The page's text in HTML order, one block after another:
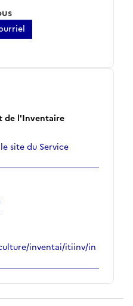
de l'Inventaire
site du Service
inventai/itiinv/in